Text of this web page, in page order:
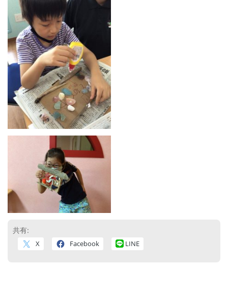
共有:
X Facebook LINE